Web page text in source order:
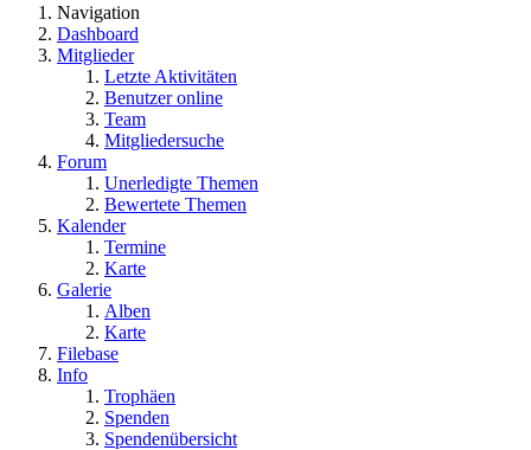
Navigation
Dashboard
Mitglieder
Letzte Aktivitäten
Benutzer online
Team
Mitgliedersuche
Forum
Unerledigte Themen
Bewertete Themen
Kalender
Termine
Karte
Galerie
Alben
Karte
Filebase
Info
Trophäen
Spenden
Spendenübersicht